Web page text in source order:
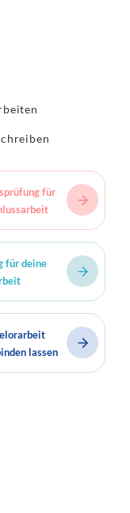
für
für deine
lassen